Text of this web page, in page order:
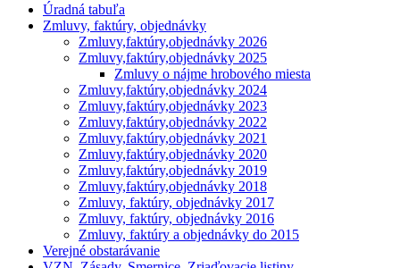
Úradná tabuľa
Zmluvy, faktúry, objednávky
Zmluvy,faktúry,objednávky 2026
Zmluvy,faktúry,objednávky 2025
Zmluvy o nájme hrobového miesta
Zmluvy,faktúry,objednávky 2024
Zmluvy,faktúry,objednávky 2023
Zmluvy,faktúry,objednávky 2022
Zmluvy,faktúry,objednávky 2021
Zmluvy,faktúry,objednávky 2020
Zmluvy,faktúry,objednávky 2019
Zmluvy,faktúry,objednávky 2018
Zmluvy, faktúry, objednávky 2017
Zmluvy, faktúry, objednávky 2016
Zmluvy, faktúry a objednávky do 2015
Verejné obstarávanie